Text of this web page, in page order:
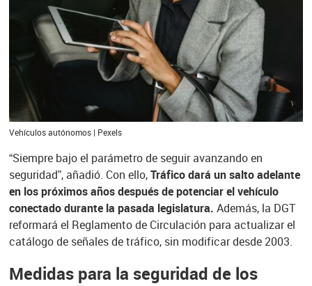
Vehículos autónomos | Pexels
“Siempre bajo el parámetro de seguir avanzando en
seguridad”, añadió. Con ello,Tráfico dará un salto adelante
en los próximos años después de potenciar el vehículo
conectado durante la pasada legislatura. Además, la DGT
reformará el Reglamento de Circulación para actualizar el
catálogo de señales de tráfico, sin modificar desde 2003.
Medidas para la seguridad de los